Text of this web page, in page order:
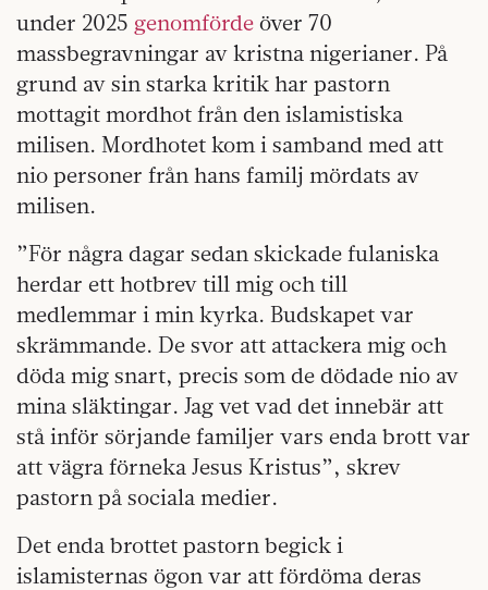
under 2025 genomförde över 70
massbegravningar av kristna nigerianer. På
grund av sin starka kritik har pastorn
mottagit mordhot från den islamistiska
milisen. Mordhotet kom i samband med att
nio personer från hans familj mördats av
milisen.
”För några dagar sedan skickade fulaniska
herdar ett hotbrev till mig och till
medlemmar i min kyrka. Budskapet var
skrämmande. De svor att attackera mig och
döda mig snart, precis som de dödade nio av
mina släktingar. Jag vet vad det innebär att
stå inför sörjande familjer vars enda brott var
att vägra förneka Jesus Kristus”, skrev
pastorn på sociala medier.
Det enda brottet pastorn begick i
islamisternas ögon var att fördöma deras